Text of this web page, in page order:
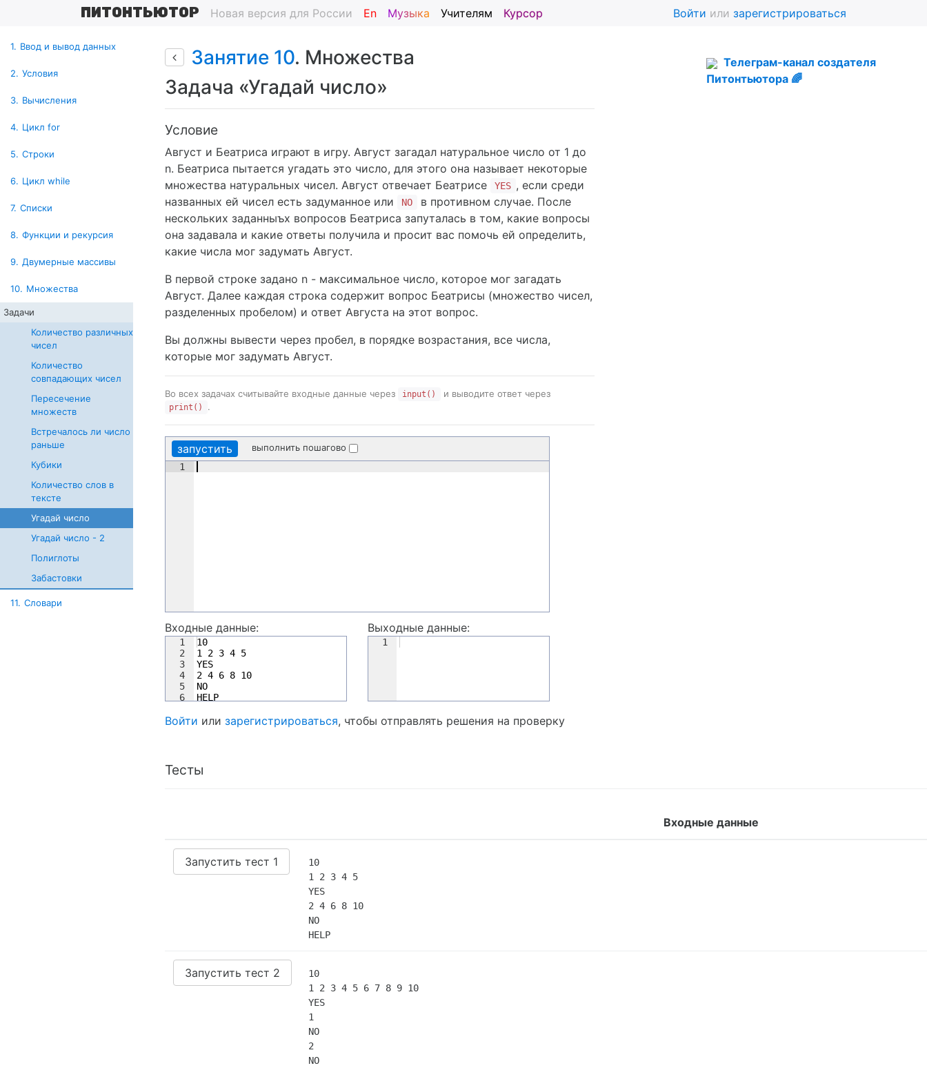
ПИТОНТЬЮТОР Новая версия для России En Музыка Учителям Курсор Войти или зарегистрироваться
1. Ввод и вывод данных
2. Условия
3. Вычисления
4. Цикл for
5. Строки
6. Цикл while
7. Списки
8. Функции и рекурсия
9. Двумерные массивы
10. Множества
Задачи
Количество различных
чисел
Количество
совпадающих чисел
Пересечение
множеств
Встречалось ли число
раньше
Кубики
Количество слов в
тексте
Угадай число
Угадай число - 2
Полиглоты
Забастовки
11. Словари
Занятие 10. Множества
Задача «Угадай число»
Условие
Август и Беатриса играют в игру. Август загадал натуральное число от 1 до
n. Беатриса пытается угадать это число, для этого она называет некоторые
множества натуральных чисел. Август отвечает Беатрисе
YES , если среди
названных ей чисел есть задуманное или
NO
в противном случае. После
нескольких заданныъх вопросов Беатриса запуталась в том, какие вопросы
она задавала и какие ответы получила и просит вас помочь ей определить,
какие числа мог задумать Август.
В первой строке задано n - максимальное число, которое мог загадать
Август. Далее каждая строка содержит вопрос Беатрисы (множество чисел,
разделенных пробелом) и ответ Августа на этот вопрос.
Вы должны вывести через пробел, в порядке возрастания, все числа,
которые мог задумать Август.
Во всех задачах считывайте входные данные через input() и выводите ответ через
print() .
запустить
выполнить пошагово
1
Входные данные:
1
2
3
4
5
6
10
1 2 3 4 5
YES
2 4 6 8 10
NO
HELP
Выходные данные:
1
Войти или зарегистрироваться, чтобы отправлять решения на проверку
Тесты
Входные данные
Запустить тест 1
10
1 2 3 4 5
YES
2 4 6 8 10
NO
HELP
Запустить тест 2
10
1 2 3 4 5 6 7 8 9 10
YES
1
NO
2
NO
Телеграм-канал создателя
Питонтьютора 🌈